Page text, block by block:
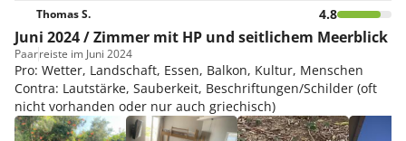
Thomas S. 4.8
Juni 2024 / Zimmer mit HP und seitlichem Meerblick
Paarreiste im Juni 2024
Pro: Wetter, Landschaft, Essen, Balkon, Kultur, Menschen
Contra: Lautstärke, Sauberkeit, Beschriftungen/Schilder (oft
nicht vorhanden oder nur auch griechisch)